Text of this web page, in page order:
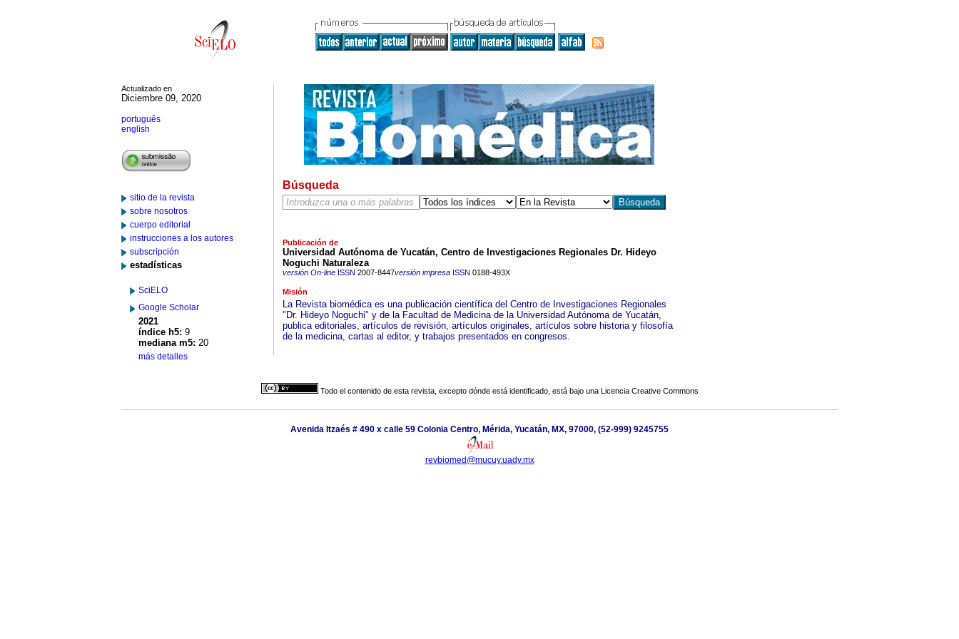
Actualizado en
Diciembre 09, 2020
português
english
sitio de la revista
sobre nosotros
cuerpo editorial
instrucciones a los autores
subscripción
estadísticas
SciELO
Google Scholar
2021
índice h5: 9
mediana m5: 20
más detalles
Búsqueda
Publicación de
Universidad Autónoma de Yucatán, Centro de Investigaciones Regionales Dr. Hideyo
Noguchi Naturaleza
versión On-lineISSN 2007-8447versión impresaISSN 0188-493X
Misión
La Revista biomédica es una publicación científica del Centro de Investigaciones Regionales
"Dr. Hideyo Noguchi" y de la Facultad de Medicina de la Universidad Autónoma de Yucatán,
publica editoriales, artículos de revisión, artículos originales, artículos sobre historia y filosofía
de la medicina, cartas al editor, y trabajos presentados en congresos.
Todo el contenido de esta revista, excepto dónde está identificado, está bajo una Licencia Creative Commons
Avenida Itzaés # 490 x calle 59 Colonia Centro, Mérida, Yucatán, MX, 97000, (52-999) 9245755
revbiomed@mucuy.uady.mx